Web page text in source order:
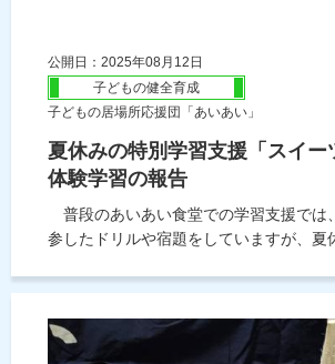
公開日：2025年08月12日
子どもの健全育成
子どもの居場所応援団「あいあい」
夏休みの特別学習支援「スイー
体験学習の報告
普段のあいあい食堂での学習支援では
参したドリルや宿題をしていますが、夏